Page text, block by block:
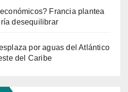
Francia plantea
desequilibrar
por aguas del Atlántico
del Caribe